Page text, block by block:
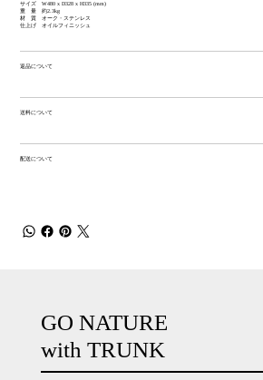
サイズ W480 x D328 x H335 (mm)
重 量 約2.3kg
材 質 オーク・ステンレス
仕上げ オイルフィニッシュ
返品について
送料について
配送について
GO NATURE
with TRUNK